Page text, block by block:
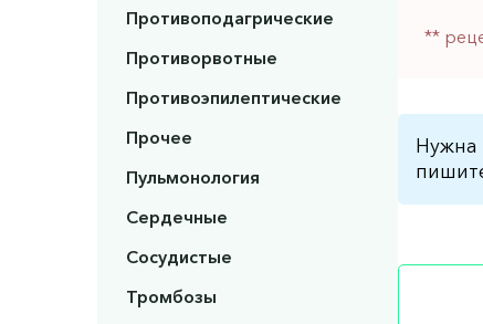
Противоподагрические
Противорвотные
Противоэпилептические
Прочее
Пульмонология
Сердечные
Сосудистые
Тромбозы
**
Нужна